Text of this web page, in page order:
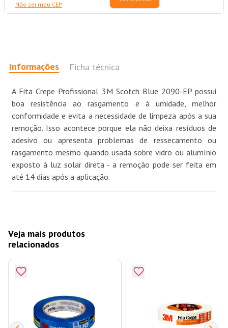
Não sei meu CEP
Informações Ficha técnica
A Fita Crepe Profissional 3M Scotch Blue 2090-EP possui
boa resistência ao rasgamento e à umidade, melhor
conformidade e evita a necessidade de limpeza após a sua
remoção. Isso acontece porque ela não deixa resíduos de
adesivo ou apresenta problemas de ressecamento ou
rasgamento mesmo quando usada sobre vidro ou alumínio
exposto à luz solar direta - a remoção pode ser feita em
até 14 dias após a aplicação.
Veja mais produtos
relacionados